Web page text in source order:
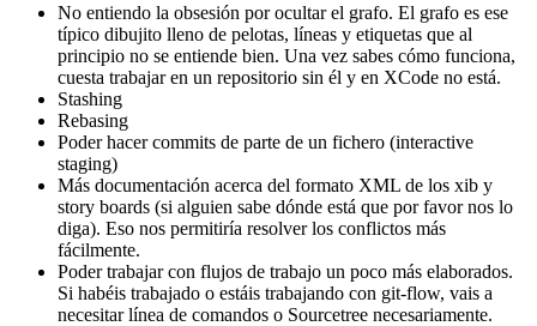
No entiendo la obsesión por ocultar el grafo. El grafo es ese
típico dibujito lleno de pelotas, líneas y etiquetas que al
principio no se entiende bien. Una vez sabes cómo funciona,
cuesta trabajar en un repositorio sin él y en XCode no está.
Stashing
Rebasing
Poder hacer commits de parte de un fichero (interactive
staging)
Más documentación acerca del formato XML de los xib y
story boards (si alguien sabe dónde está que por favor nos lo
diga). Eso nos permitiría resolver los conflictos más
fácilmente.
Poder trabajar con flujos de trabajo un poco más elaborados.
Si habéis trabajado o estáis trabajando con git-flow, vais a
necesitar línea de comandos o Sourcetree necesariamente.